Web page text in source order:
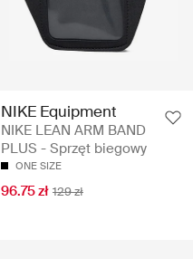
NIKE Equipment
NIKE LEAN ARM BAND
PLUS - Sprzęt biegowy
ONE SIZE
96.75 zł 129 zł